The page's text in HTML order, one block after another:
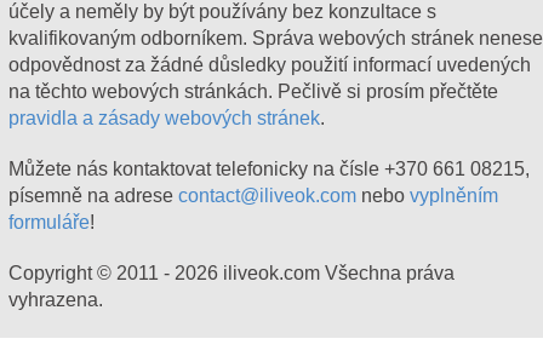
účely a neměly by být používány bez konzultace s
kvalifikovaným odborníkem. Správa webových stránek nenese
odpovědnost za žádné důsledky použití informací uvedených
na těchto webových stránkách. Pečlivě si prosím přečtěte
pravidla a zásady webových stránek.
Můžete nás kontaktovat telefonicky na čísle +370 661 08215,
písemně na adrese contact@iliveok.com nebo vyplněním
formuláře!
Copyright © 2011 - 2026 iliveok.com Všechna práva
vyhrazena.